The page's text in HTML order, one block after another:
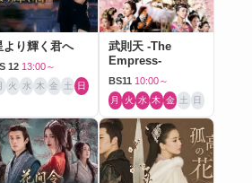
より輝く君へ
12 13:00～
火 水 木 金 土 日
武則天 -The
Empress-
BS11 10:00～
月 火 水 木 金 土 日